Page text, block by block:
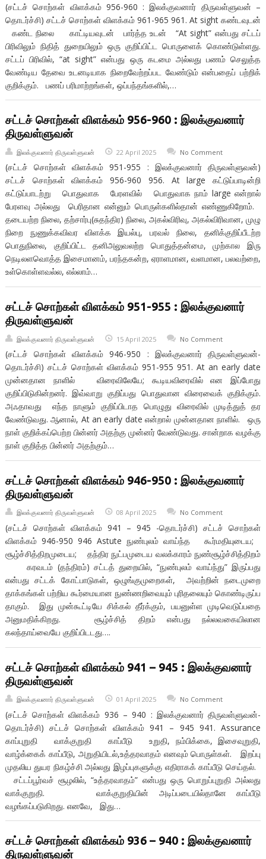
(சட்டச் சொற்கள் விளக்கம் 956-960 : இலக்குவனார் திருவள்ளுவன் –
தொடர்ச்சி) சட்டச் சொற்கள் விளக்கம் 961-965 961. At sight கண்டவுடன்
கண்ட நிலை காட்டியவுடன்‌ பார்த்த உடன் “At sight” என்பது சட்டப்
பிரிவிலும் நிதித் துறையிலும் ஒரு குறிப்பிட்ட பொருளைக் கொண்டுள்ளது.
சட்டப் பிரிவில், “at sight” என்பது ஒரு கடமை அல்லது பணம் செலுத்த
வேண்டிய தேவை உடனடியாக நிறைவேற்றப்பட வேண்டும் என்பதைப் பற்றிக்
குறிக்கும். பணப் பரிமாற்றங்கள், ஒப்பந்தங்களில்,…
சட்டச் சொற்கள் விளக்கம் 956-960 : இலக்குவனார்
திருவள்ளுவன்
இலக்குவனார் திருவள்ளுவன் 22 April 2025 No Comment
(சட்டச் சொற்கள் விளக்கம் 951-955 : இலக்குவனார் திருவள்ளுவன்)
சட்டச் சொற்கள் விளக்கம் 956-960 956. At large கட்டுப்பாடின்றி
கட்டுப்பாடற்று பொதுவாக பேரளவில் பொதுவாக நாம் large என்றால்
பேரளவு அல்லது பெரிதான என்னும் பொருள்களில்தான் எண்ணுகிறோம்.
தடையற்ற நிலை, தற்சார்பு(சுதந்திர) நிலை, அகல்விரிவு, அகல்விரிவான, முழு
நிறை நுணுக்கவிவர விளக்க இயல்பு, பரவல் நிலை, தனிக்குறிப்பீடற்ற
பொதுநிலை, குறிப்பிட்ட தனிஅலுவலற்ற பொதுத்தன்மை, முற்கால இரு
நெடிலளவொத்த இசைமானம், பரந்தகன்ற, ஏராளமான, வளமான, பலவற்றை,
உள்கொள்ளவல்ல, எல்லாம்…
சட்டச் சொற்கள் விளக்கம் 951-955 : இலக்குவனார்
திருவள்ளுவன்
இலக்குவனார் திருவள்ளுவன் 15 April 2025 No Comment
(சட்டச் சொற்கள் விளக்கம் 946-950 : இலக்குவனார் திருவள்ளுவன்-
தொடர்ச்சி) சட்டச் சொற்கள் விளக்கம் 951-955 951. At an early date
முன்னதான நாளில் விரைவிலேயே; கூடியவிரைவில் என இப்போது
குறிப்பிடுகின்றனர். இவ்வாறு குறிப்பது பொதுவான விரைவைக் குறிக்கும்.
அஃதாவது எந்த நாளும் குறிப்பிடாத பொழுது விரைவில் முடித்துத் தர
வேண்டுவது. ஆனால், At an early date என்றால் முன்னதான நாளில். ஒரு
நாள் குறிக்கப்பெற்ற பின்னர் அதற்கு முன்னர் வேண்டுவது. சான்றாக வழக்கு
நாள் குறித்த பின்னர் அதற்கும்…
சட்டச் சொற்கள் விளக்கம் 946-950 : இலக்குவனார்
திருவள்ளுவன்
இலக்குவனார் திருவள்ளுவன் 08 April 2025 No Comment
(சட்டச் சொற்கள் விளக்கம் 941 – 945 -தொடர்ச்சி) சட்டச் சொற்கள்
விளக்கம் 946-950 946 Astute நுண்புலம் வாய்ந்த கூர்மதியுடைய;
சூழ்ச்சித்திறமுடைய; தந்திர நுட்பமுடைய வலக்காரம் நுண்சூழ்ச்சித்திறம்
கரவடம் (தந்திரம்) சட்டத் துறையில், “நுண்புலம் வாய்ந்து” இருப்பது
என்பது சட்டக் கோட்பாடுகள், ஒழுங்குமுறைகள், அவற்றின் நடைமுறை
தாக்கங்கள் பற்றிய கூர்மையான நுண்ணறிவையும் புரிதலையும் கொண்டிருப்ப
தாகும். இது முன்கூட்டியே சிக்கல் தீர்க்கும், பயனுள்ள முடிவெடுப்பதை
அனுமதிக்கிறது. சூழ்ச்சித் திறம் என்பது நல்லவகையிலான
கலந்தாய்வையே குறிப்பிடடது….
சட்டச் சொற்கள் விளக்கம் 941 – 945 : இலக்குவனார்
திருவள்ளுவன்
இலக்குவனார் திருவள்ளுவன் 01 April 2025 No Comment
(சட்டச் சொற்கள் விளக்கம் 936 – 940 : இலக்குவனார் திருவள்ளுவன்-
தொடர்ச்சி) சட்டச் சொற்கள் விளக்கம் 941 – 945 941. Assurance
காப்புறுதி வாக்குறுதி காப்பீடு உறுதி, நம்பிக்கை, இசைவுறுதி,
வாழ்க்கைக் காப்பீடு, அறுதியிடல்,உத்தரவாதம் எனவும் பொருள்கள். இறப்பு
முதலிய துயர நிகழ்ச்சி அல்லது இழப்புகளுக்கு எதிராகக் காப்பீடு செய்தல்.
சட்டப்பூர்வச் சூழலில், “உத்தரவாதம்” என்பது ஒரு பொறுப்புறுதி அல்லது
வாக்குறுதி. வாக்குறுதியின் அடிப்படையில்தானே காப்பீடு
வழங்கப்படுகிறது. எனவே, இது…
சட்டச் சொற்கள் விளக்கம் 936 – 940 : இலக்குவனார்
திருவள்ளுவன்